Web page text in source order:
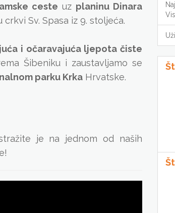
ceste uz planinu Dinara
Sv. Spasa iz 9. stoljeća.
i očaravajuća ljepotačiste
Šibeniku i zaustavljamo se
parku Krka Hrvatske.
je na jednom od naših